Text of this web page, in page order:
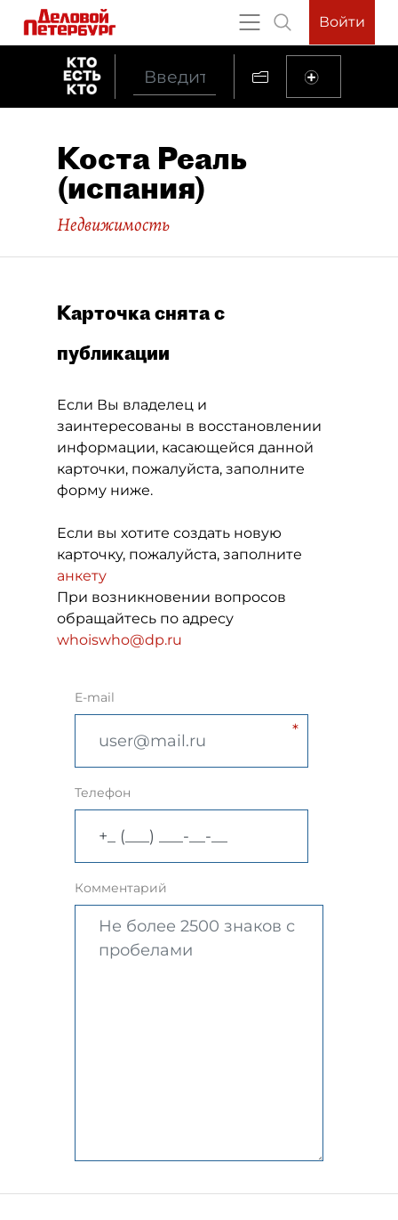
Войти
Коста Реаль
(испания)
Недвижимость
Карточка снята с
публикации
Если Вы владелец и
заинтересованы в восстановлении
информации, касающейся данной
карточки, пожалуйста, заполните
форму ниже.
Если вы хотите создать новую
карточку, пожалуйста, заполните
анкету
При возникновении вопросов
обращайтесь по адресу
whoiswho@dp.ru
E-mail
Телефон
Комментарий